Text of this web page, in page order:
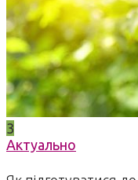
3
Актуально